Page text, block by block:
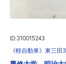
ID:310015243
《軽自動車》東三